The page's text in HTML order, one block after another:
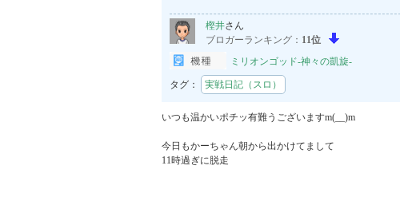
樫井さん
ブロガーランキング： 11位
ミリオンゴッド-神々の凱旋-
タグ： 実戦日記（スロ）
いつも温かいポチッ有難うございますm(__)m
今日もかーちゃん朝から出かけてまして
11時過ぎに脱走